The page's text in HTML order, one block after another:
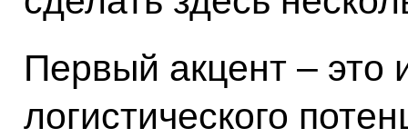
Первый акцент – это
логистического